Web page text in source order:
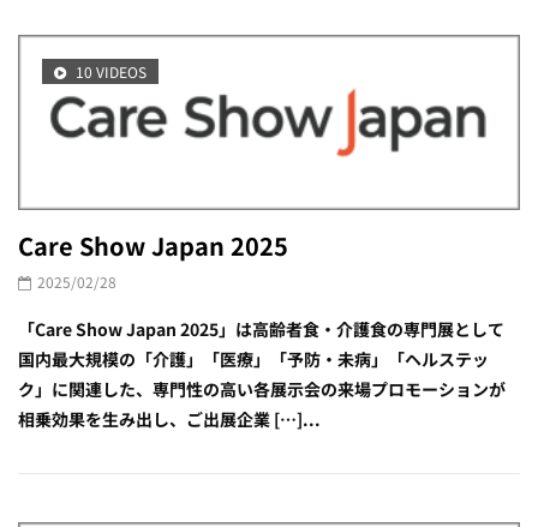
10 VIDEOS
Care Show Japan 2025
2025/02/28
「Care Show Japan 2025」は高齢者食・介護食の専門展として
国内最大規模の「介護」「医療」「予防・未病」「ヘルステッ
ク」に関連した、専門性の高い各展示会の来場プロモーションが
相乗効果を生み出し、ご出展企業 […]...